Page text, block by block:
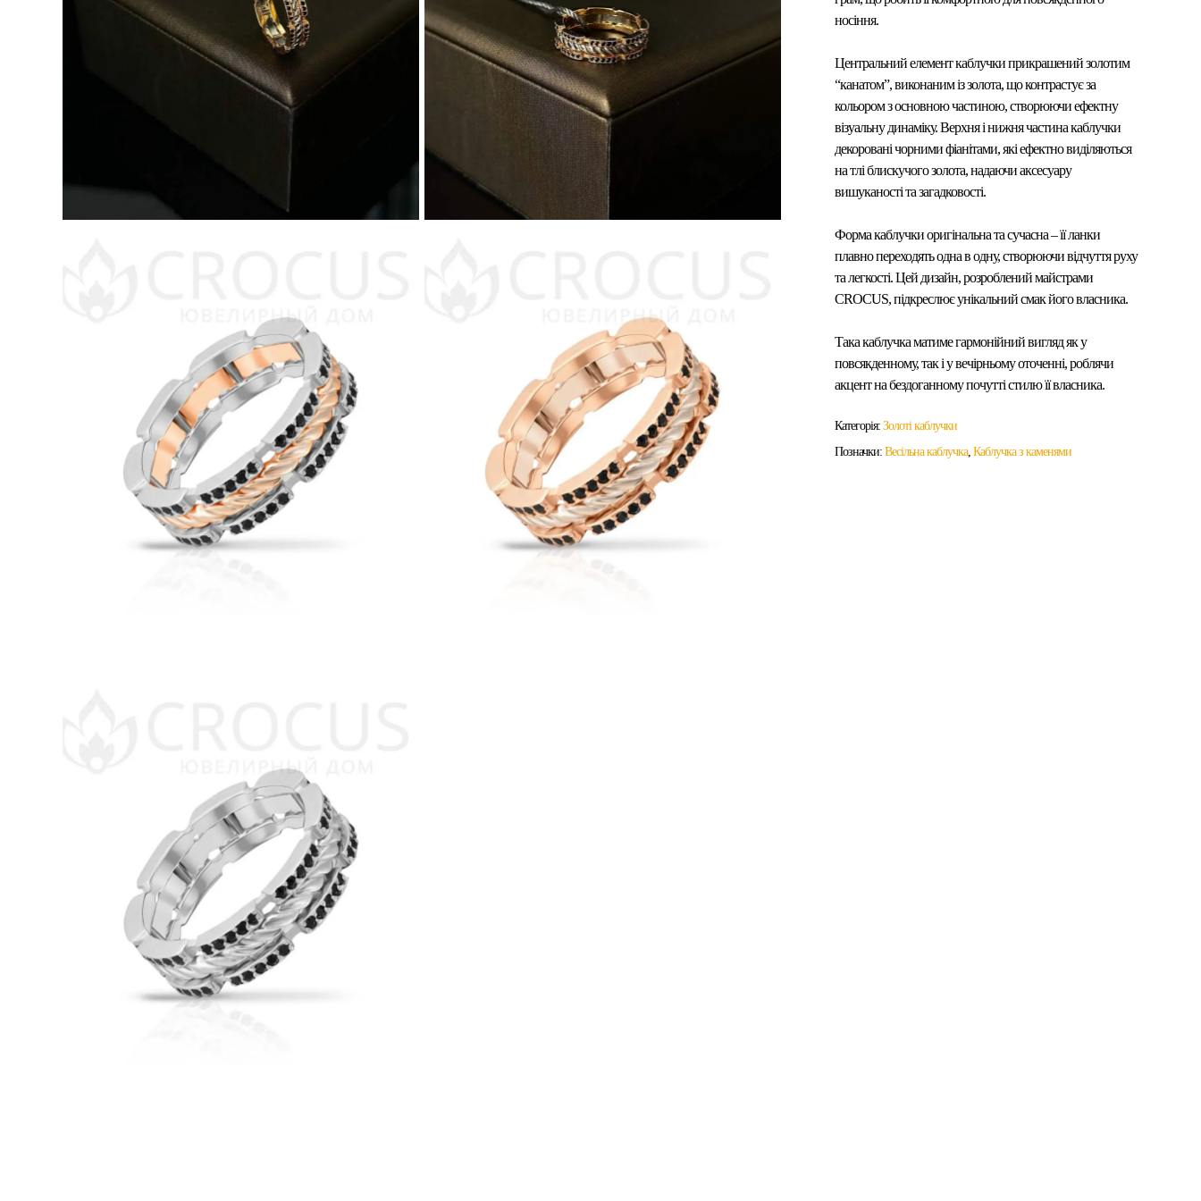
носіння.
Центральний елемент каблучки прикрашений золотим
“канатом”, виконаним із золота, що контрастує за
кольором з основною частиною, створюючи ефектну
візуальну динаміку. Верхня і нижня частина каблучки
декоровані чорними фіанітами, які ефектно виділяються
на тлі блискучого золота, надаючи аксесуару
вишуканості та загадковості.
Форма каблучки оригінальна та сучасна – її ланки
плавно переходять одна в одну, створюючи відчуття руху
та легкості. Цей дизайн, розроблений майстрами
CROCUS, підкреслює унікальний смак його власника.
Така каблучка матиме гармонійний вигляд як у
повсякденному, так і у вечірньому оточенні, роблячи
акцент на бездоганному почутті стилю її власника.
Категорія: Золоті каблучки
Позначки: Весільна каблучка, Каблучка з каменями